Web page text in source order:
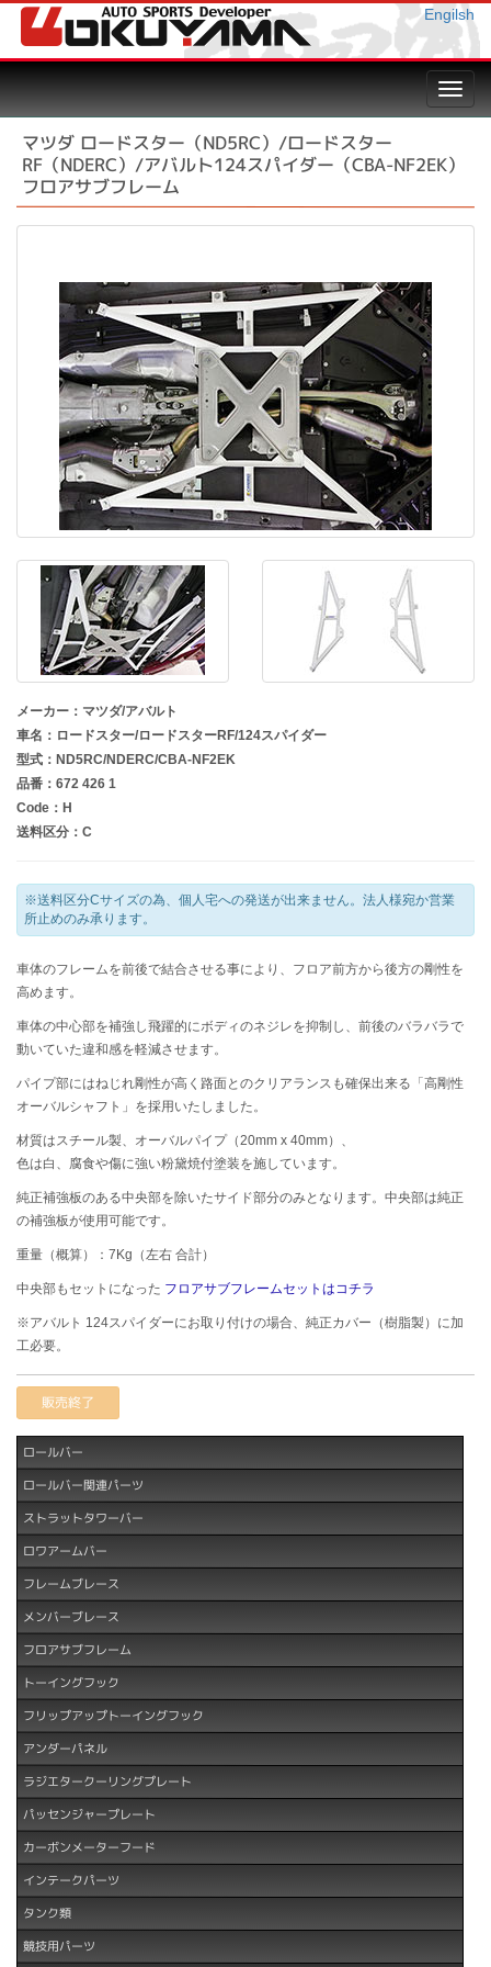
Engilsh
マツダ ロードスター（ND5RC）/ロードスター
RF（NDERC）/アバルト124スパイダー（CBA-NF2EK）
フロアサブフレーム
メーカー：マツダ/アバルト
車名：ロードスター/ロードスターRF/124スパイダー
型式：ND5RC/NDERC/CBA-NF2EK
品番：672 426 1
Code：H
送料区分：C
※送料区分Cサイズの為、個人宅への発送が出来ません。法人様宛か営業
所止めのみ承ります。
車体のフレームを前後で結合させる事により、フロア前方から後方の剛性を
高めます。
車体の中心部を補強し飛躍的にボディのネジレを抑制し、前後のバラバラで
動いていた違和感を軽減させます。
パイプ部にはねじれ剛性が高く路面とのクリアランスも確保出来る「高剛性
オーバルシャフト」を採用いたしました。
材質はスチール製、オーバルパイプ（20mm x 40mm）、
色は白、腐食や傷に強い粉黛焼付塗装を施しています。
純正補強板のある中央部を除いたサイド部分のみとなります。中央部は純正
の補強板が使用可能です。
重量（概算）：7Kg（左右 合計）
中央部もセットになった フロアサブフレームセットはコチラ
※アバルト 124スパイダーにお取り付けの場合、純正カバー（樹脂製）に加
工必要。
販売終了
ロールバー
ロールバー関連パーツ
ストラットタワーバー
ロワアームバー
フレームブレース
メンバーブレース
フロアサブフレーム
トーイングフック
フリップアップトーイングフック
アンダーパネル
ラジエタークーリングプレート
パッセンジャープレート
カーボンメーターフード
インテークパーツ
タンク類
競技用パーツ